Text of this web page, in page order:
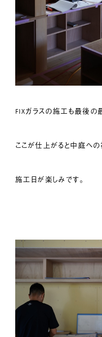
FIXガラスの施工も最後の最
ここが仕上がると中庭への
施工日が楽しみです。